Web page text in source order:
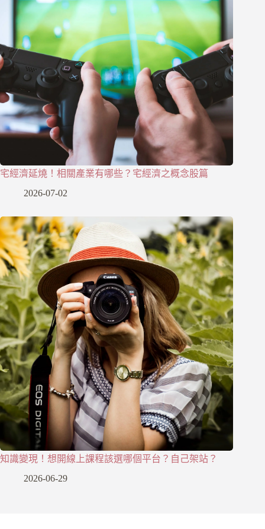
宅經濟延燒！相關產業有哪些？宅經濟之概念股篇
2026-07-02
知識變現！想開線上課程該選哪個平台？自己架站？
2026-06-29